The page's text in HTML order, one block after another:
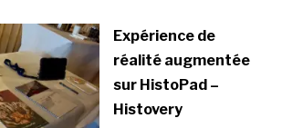
Expérience de
réalité augmentée
sur HistoPad –
Histovery